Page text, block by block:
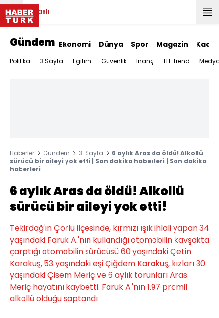
Canlı
Gündem Ekonomi Dünya Spor Magazin Kadın
Politika 3.Sayfa Eğitim Güvenlik İnanç HT Trend
Haberler Gündem 3. Sayfa
6 aylık Aras da öldü! Alkollü
sürücü bir aileyi yok etti | Son dakika haberleri | Son dakika
haberleri
6 aylık Aras da öldü! Alkollü
sürücü bir aileyi yok etti!
Tekirdağ'ın Çorlu ilçesinde, kırmızı ışık ihlali yapan 34
yaşındaki Faruk A.'nın kullandığı otomobilin kavşakta
çarptığı otomobilin sürücüsü 60 yaşındaki Çetin
Karakuş, 53 yaşındaki eşi Çiğdem Karakuş, kızları 30
yaşındaki Çisem Meriç ve 6 aylık torunları Aras
Meriç hayatını kaybetti. Faruk A.'nın 1.97 promil
alkollü olduğu saptandı